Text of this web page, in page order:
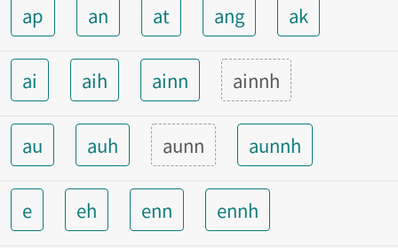
ap
an at ang ak
ai aih ainn ainnh
au auh aunn aunnh
e eh enn ennh